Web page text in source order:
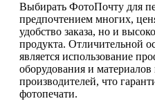
Выбирать ФотоПочту для
предпочтением многих,
удобство заказа, но и
продукта. Отличительной
является использование
оборудования и
производителей, что
фотопечати.